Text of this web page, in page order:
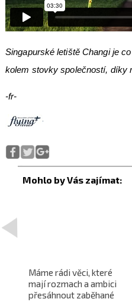
Singapurské letiště Changi je
kolem stovky společností, díky
-fr-
Máme rádi věci, které
mají rozmach a ambici
přesáhnout zaběhané